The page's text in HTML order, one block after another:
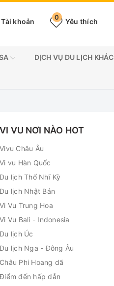
Yêu thích
0
Tài khoản
DỊCH VỤ DU LỊCH KHÁC
VI VU NƠI NÀO HOT
Vivu Châu Âu
Vi vu Hàn Quốc
Du lịch Thổ Nhĩ Kỳ
Du lịch Nhật Bản
Vi Vu Trung Hoa
Vi Vu Bali - Indonesia
Du lịch Úc
Du lịch Nga - Đông Âu
Châu Phi Hoang dã
Điểm đến hấp dẫn